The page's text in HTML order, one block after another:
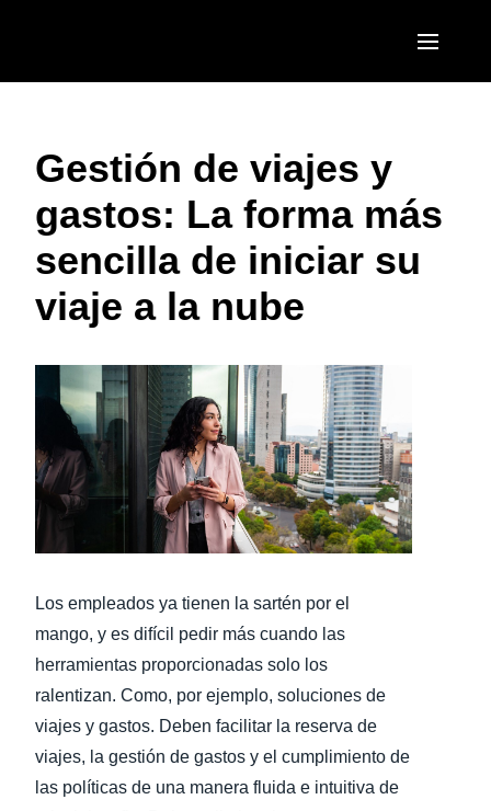
United States (English)
Canada (English)
Canada (Français)
México (Español)
EUROPE
United Kingdom (English)
France (Français)
Deutschland (Deutsch)
Nederlands (English)
Sweden (English)
Denmark (English)
Finland (English)
España (Español)
Norway (English)
ASIA PACIFIC
日本（日本語)
Singapore (English)
Gestión de viajes y
gastos: La forma más
sencilla de iniciar su
viaje a la nube
Los empleados ya tienen la sartén por el
mango, y es difícil pedir más cuando las
herramientas proporcionadas solo los
ralentizan. Como, por ejemplo, soluciones de
viajes y gastos. Deben facilitar la reserva de
viajes, la gestión de gastos y el cumplimiento de
las políticas de una manera fluida e intuitiva de